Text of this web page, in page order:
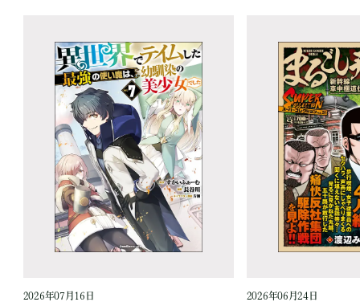
2026年07月16日 2026年06月24日